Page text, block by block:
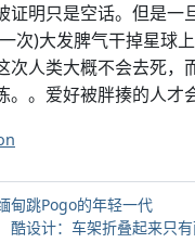
证明只是空话。但是一
次)大发脾气干掉星球上
次人类大概不会去死，
。。爱好被胖揍的人才
甸跳Pogo的年轻一代
酷设计：车架折叠起来只